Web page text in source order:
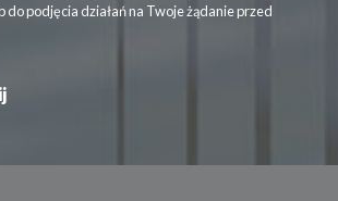
podjęcia działań na Twoje żądanie przed